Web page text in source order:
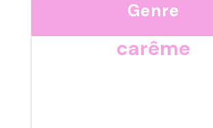
Genre
carême